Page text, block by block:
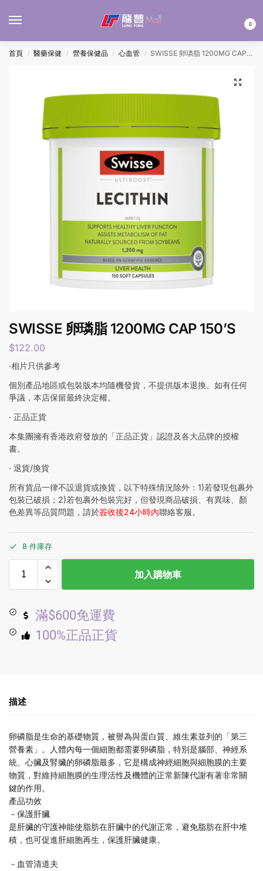
0
首頁 / 醫藥保健 / 營養保健品 / 心血管 / SWISSE 卵璘脂 1200MG CAP 150’S
SWISSE 卵璘脂 1200MG CAP 150’S
$122.00
‧相片只供參考
個別產品地區或包裝版本均隨機發貨，不提供版本退換。如有任何
爭議，本店保留最終決定權。
‧ 正品正貨
本集團擁有香港政府發放的「正品正貨」認證及各大品牌的授權
書。
‧ 退貨/換貨
所有貨品一律不設退貨或換貨，以下特殊情況除外：1)若發現包裹外
包裝已破損；2)若包裹外包裝完好，但發現商品破損、有異味、顏
色差異等品質問題，請於簽收後24小時內聯絡客服。
8 件庫存
加入購物車
滿$600免運費
100%正品正貨
描述
卵磷脂是生命的基礎物質，被譽為與蛋白質、維生素並列的「第三
營養素」。人體內每一個細胞都需要卵磷脂，特別是腦部、神經系
統、心臟及腎臟的卵磷脂最多，它是構成神經細胞與細胞膜的主要
物質，對維持細胞膜的生理活性及機體的正常新陳代謝有著非常關
鍵的作用。
產品功效
－保護肝臟
是肝臟的守護神能使脂肪在肝臟中的代謝正常，避免脂肪在肝中堆
積，也可促進肝細胞再生，保護肝臟健康。
－血管清道夫